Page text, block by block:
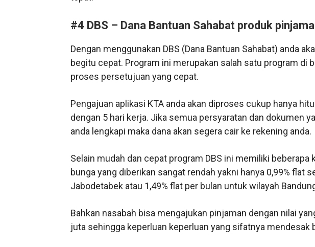
#4 DBS – Dana Bantuan Sahabat produk
Dengan menggunakan DBS (Dana Bantuan Sahabat) anda
begitu cepat. Program ini merupakan salah satu program di
proses persetujuan yang cepat.
Pengajuan aplikasi KTA anda akan diproses cukup hanya
dengan 5 hari kerja. Jika semua persyaratan dan dokumen
anda lengkapi maka dana akan segera cair ke rekening anda.
Selain mudah dan cepat program DBS ini memiliki beberapa
bunga yang diberikan sangat rendah yakni hanya 0,99% flat
Jabodetabek atau 1,49% flat per bulan untuk wilayah
Bahkan nasabah bisa mengajukan pinjaman dengan nilai
juta sehingga keperluan keperluan yang sifatnya mendesak